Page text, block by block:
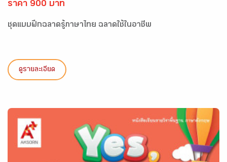
ราคา 900 บาท
ชุดแบบฝึกฉลาดรู้ภาษาไทย ฉลาดใช้ในอาชีพ
ดูรายละเอียด